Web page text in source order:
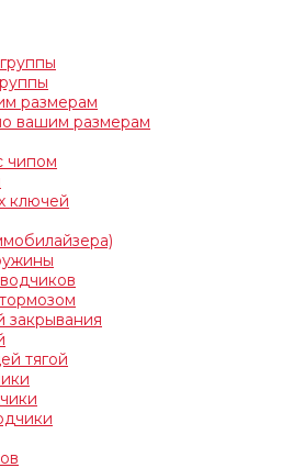
размерам
вашим размерам
чипом
ключей
закрывания
тягой